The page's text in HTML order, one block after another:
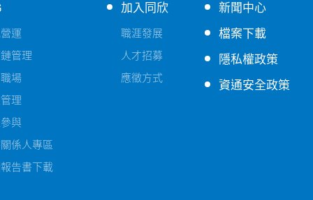
運
管理
場
理
與
係人專區
告書下載
加入同欣
職涯發展
人才招募
應徵方式
新聞中心
檔案下載
隱私權政策
資通安全政策